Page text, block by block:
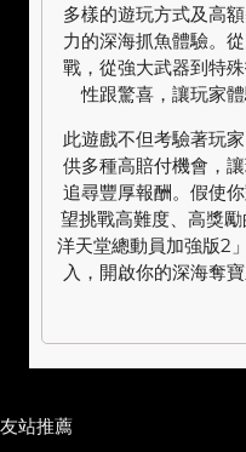
多樣的遊玩方式及高
力的深海抓魚體驗。
戰，從強大武器到特
性跟驚喜，讓玩家
此遊戲不但考驗著玩
供多種高賠付機會，
追尋豐厚報酬。假使
望挑戰高難度、高獎
洋天堂總動員加強版2
入，開啟你的深海奪
友站推薦